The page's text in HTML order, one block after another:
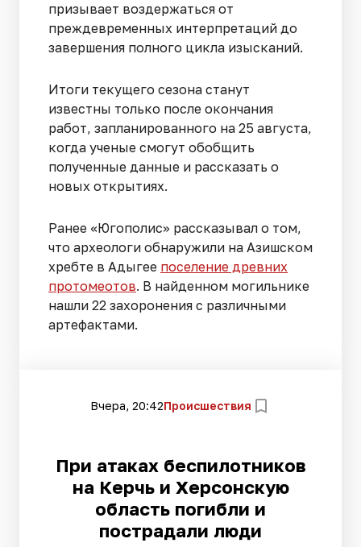
призывает воздержаться от
преждевременных интерпретаций до
завершения полного цикла изысканий.
Итоги текущего сезона станут
известны только после окончания
работ, запланированного на 25 августа,
когда ученые смогут обобщить
полученные данные и рассказать о
новых открытиях.
Ранее «Югополис» рассказывал о том,
что археологи обнаружили на Азишском
хребте в Адыгее поселение древних
протомеотов. В найденном могильнике
нашли 22 захоронения с различными
артефактами.
Вчера, 20:42Происшествия
При атаках беспилотников
на Керчь и Херсонскую
область погибли и
пострадали люди